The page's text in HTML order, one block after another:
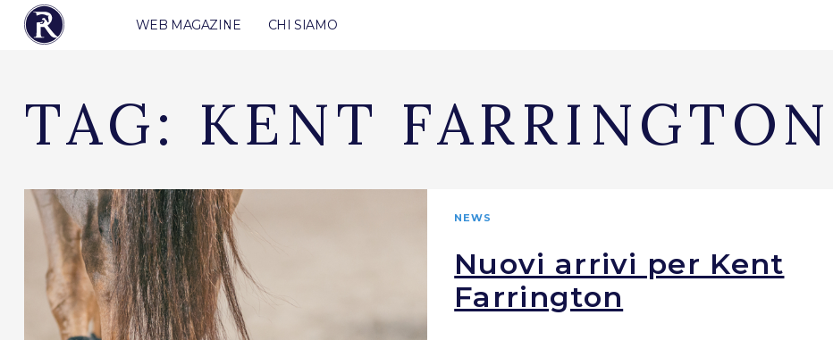
WEB MAGAZINE CHI SIAMO
TAG: KENT FARRINGTON
NEWS
Nuovi arrivi per Kent
Farrington